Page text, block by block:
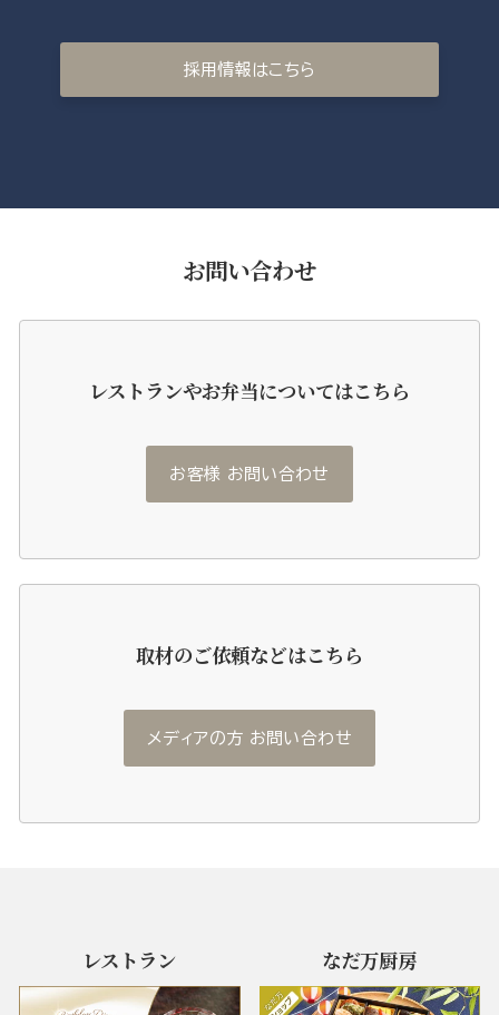
採用情報はこちら
お問い合わせ
レストランやお弁当についてはこちら
お客様 お問い合わせ
取材のご依頼などはこちら
メディアの方 お問い合わせ
レストラン なだ万厨房